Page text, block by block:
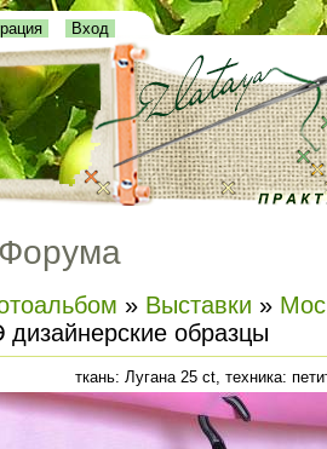
Вход
» Выставки »
образцы
ткань: Лугана 25 ct, техника: